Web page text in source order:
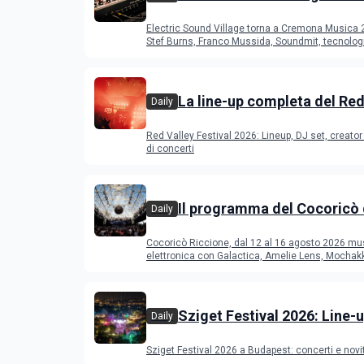
Young Band Contest, il
Electric Sound Village torna a Cremona Musica
Stef Burns, Franco Mussida, Soundmit,
Daily La line-up completa del
Red Valley Festival 2026: Lineup, DJ set,
di concerti
Daily Il programma del Cocoricò
Cocoricò Riccione, dal 12 al 16 agosto 2026
elettronica con Galactica, Amelie Lens,
Daily Sziget Festival 2026: Line-
Sziget Festival 2026 a Budapest: concerti e